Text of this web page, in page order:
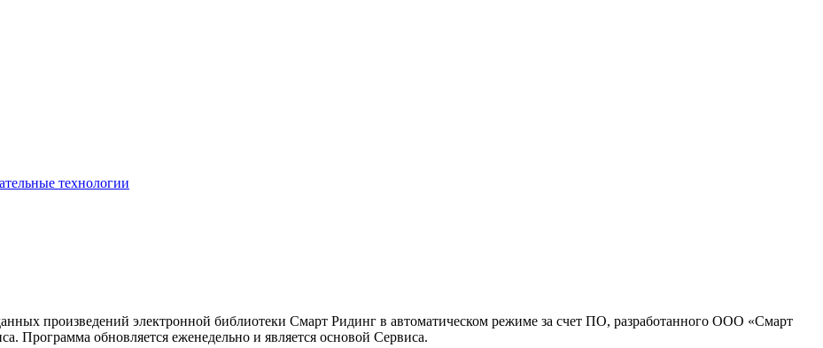
технологии
произведений электронной библиотеки Смарт Ридинг в автоматическом режиме за счет ПО, разработанного ООО «Смарт
Программа обновляется еженедельно и является основой Сервиса.